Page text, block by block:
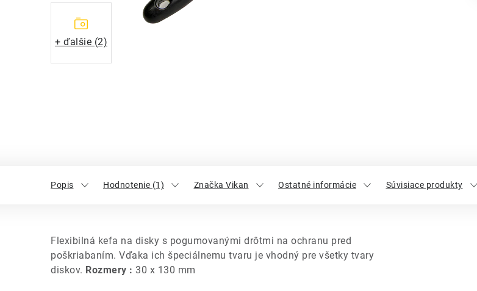
+ ďalšie (2)
Popis Hodnotenie (1) Značka Vikan Ostatné informácie Súvisiace produkty
Flexibilná kefa na disky s pogumovanými drôtmi na ochranu pred
poškriabaním. Vďaka ich špeciálnemu tvaru je vhodný pre všetky tvary
diskov. Rozmery : 30 x 130 mm